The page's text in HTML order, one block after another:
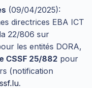
(09/04/2025):
directrices EBA ICT
22/806 sur
les entités DORA,
CSSF 25/882 pour
(notification
.